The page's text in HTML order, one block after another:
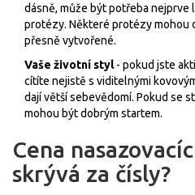
dásně, může být potřeba
protézy. Některé protézy mohou
přesně vytvořené.
Vaše životní styl- pokud jste
cítíte nejistě s viditelnými
dají větší sebevědomí. Pokud se
mohou být dobrým startem.
Cena
skrývá za čísly?